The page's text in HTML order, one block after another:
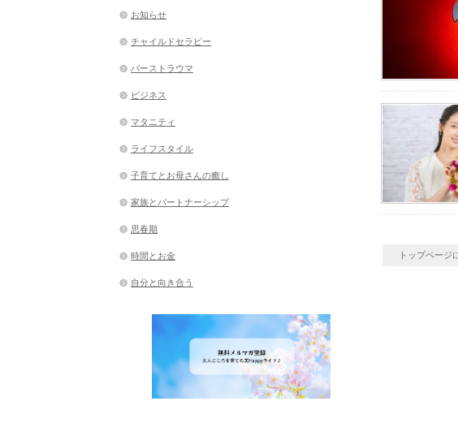
トップページ
お知らせ
チャイルドセラピー
バーストラウマ
ビジネス
マタニティ
ライフスタイル
子育てとお母さんの癒し
家族とパートナーシップ
思春期
時間とお金
自分と向き合う